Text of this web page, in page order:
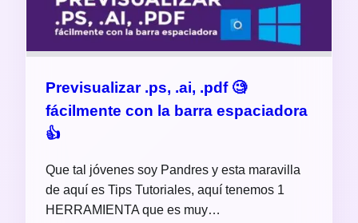
Previsualizar .ps, .ai, .pdf 🧐
fácilmente con la barra espaciadora
👍
Que tal jóvenes soy Pandres y esta maravilla
de aquí es Tips Tutoriales, aquí tenemos 1
HERRAMIENTA que es muy…